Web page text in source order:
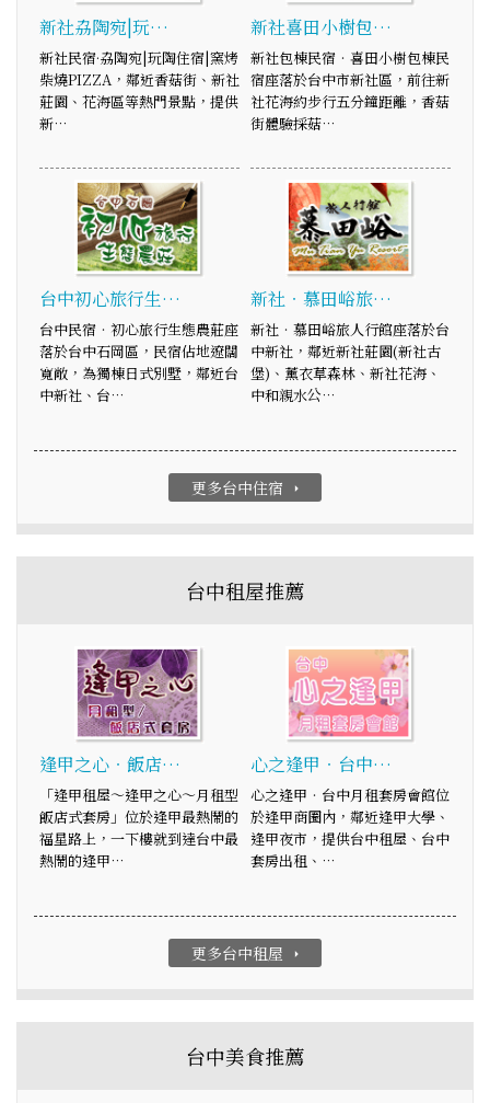
新社劦陶宛|玩…
新社民宿·劦陶宛|玩陶住宿|窯烤
柴燒PIZZA，鄰近香菇街、新社
莊園、花海區等熱門景點，提供
新…
新社喜田小樹包…
新社包棟民宿‧喜田小樹包棟民
宿座落於台中市新社區，前往新
社花海約步行五分鐘距離，香菇
街體驗採菇…
台中初心旅行生…
台中民宿‧初心旅行生態農莊座
落於台中石岡區，民宿佔地遼闊
寬敞，為獨棟日式別墅，鄰近台
中新社、台…
新社‧慕田峪旅…
新社‧慕田峪旅人行館座落於台
中新社，鄰近新社莊園(新社古
堡)、薰衣草森林、新社花海、
中和親水公…
更多台中住宿 arrow_right
台中租屋推薦
逢甲之心‧飯店…
「逢甲租屋～逢甲之心～月租型
飯店式套房」位於逢甲最熱鬧的
福星路上，一下樓就到達台中最
熱鬧的逢甲…
心之逢甲‧台中…
心之逢甲‧台中月租套房會館位
於逢甲商圈內，鄰近逢甲大學、
逢甲夜市，提供台中租屋、台中
套房出租、…
更多台中租屋 arrow_right
台中美食推薦